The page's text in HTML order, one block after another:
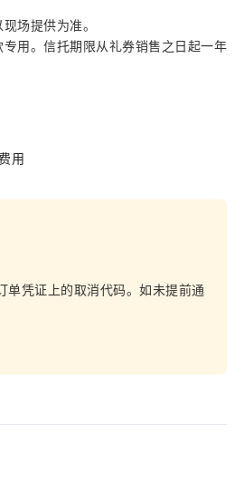
场提供为准。
用。信托期限从礼券销售之日起一年
用
凭证上的取消代码。如未提前通